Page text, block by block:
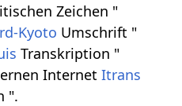
Zeichen "
Kyoto Umschrift "
Transkription "
InternetItrans
".